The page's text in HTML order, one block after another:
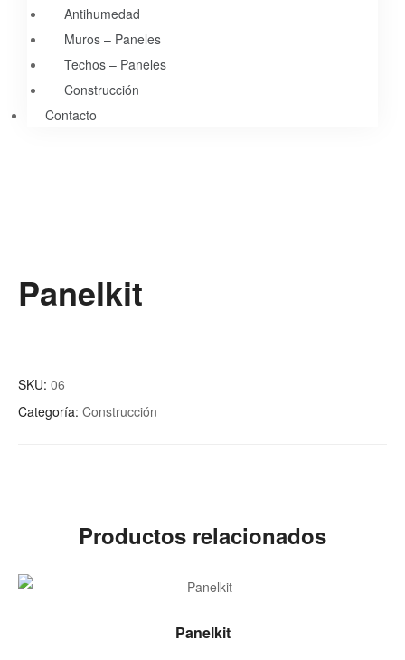
Antihumedad
Muros – Paneles
Techos – Paneles
Construcción
Contacto
Panelkit
SKU: 06
Categoría: Construcción
Productos relacionados
LEER MÁS
Panelkit